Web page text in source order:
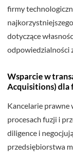
firmy
dotyczące
odpowiedzialności
Wsparcie w
Acquisitions) dla
Kancelarie prawne
procesach fuzji i
diligence i
przedsiębiorstwa